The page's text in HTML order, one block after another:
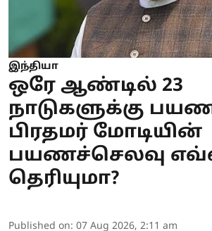
இந்தியா
ஒரே ஆண்டில் 23
நாடுகளுக்கு
பிரதமர் மோடியின்
பயணச்செலவு
தெரியுமா?
Published on: 07 Aug 2026, 2:11 am